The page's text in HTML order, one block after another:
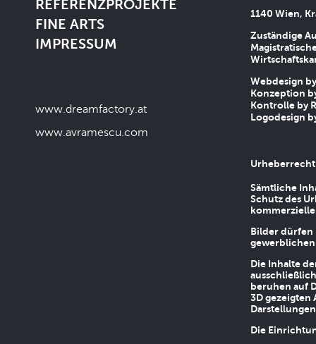
REFERENZPROJEKTE
FINE ARTS
IMPRESSUM
www.dreamfactory.at
www.avramescu.com
1140 Wien,
Zuständige
Webdesign
Konzeption
Kontrolle by
Logodesign
Urheberrecht
Sämtliche
Schutz des
Bilder dürfen
Die Inhalte
beruhen auf
3D gezeigten
Die